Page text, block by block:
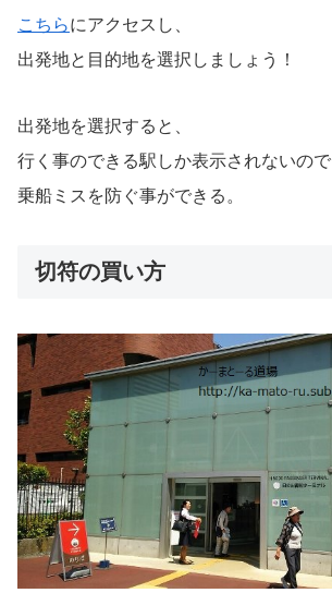
こちらにアクセスし、
出発地と目的地を選択しましょう！
出発地を選択すると、
行く事のできる駅しか表示されないので
乗船ミスを防ぐ事ができる。
切符の買い方